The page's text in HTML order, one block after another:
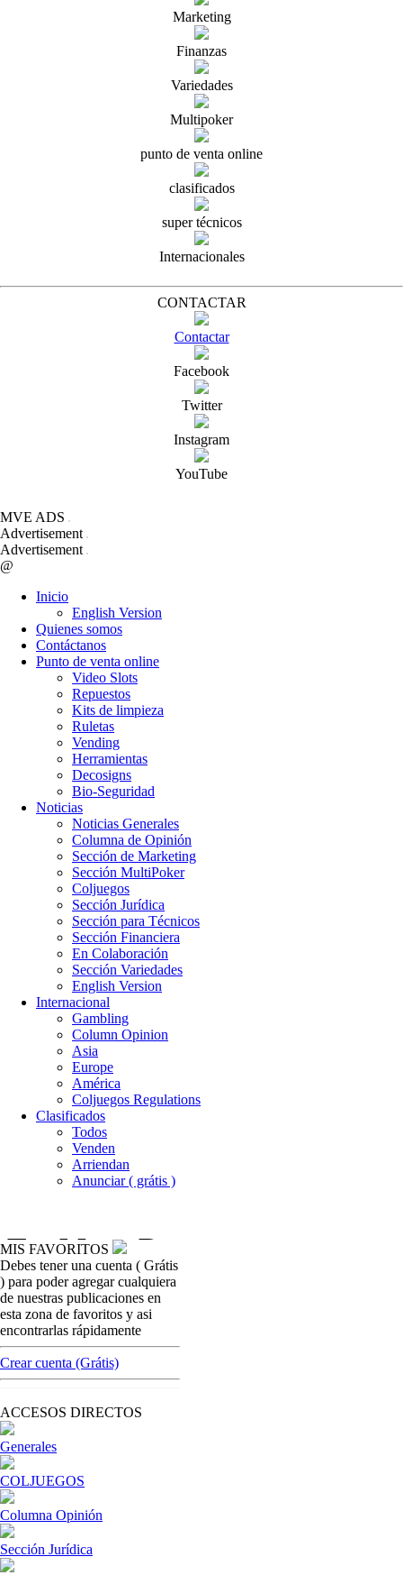
Marketing
Finanzas
Variedades
Multipoker
punto de venta online
clasificados
super técnicos
Internacionales
CONTACTAR
Contactar
Facebook
Twitter
Instagram
YouTube
MVE ADS
Advertisement
Advertisement
@
Inicio
English Version
Quienes somos
Contáctanos
Punto de venta online
Video Slots
Repuestos
Kits de limpieza
Ruletas
Vending
Herramientas
Decosigns
Bio-Seguridad
Noticias
Noticias Generales
Columna de Opinión
Sección de Marketing
Sección MultiPoker
Coljuegos
Sección Jurídica
Sección para Técnicos
Sección Financiera
En Colaboración
Sección Variedades
English Version
Internacional
Gambling
Column Opinion
Asia
Europe
América
Coljuegos Regulations
Clasificados
Todos
Venden
Arriendan
Anunciar ( grátis )
coljuegoseice
Min. de salud apoyó al gremio con el decreto
N. 1355
[ Cerrar X ]
Advertisement
MIS FAVORITOS
Debes tener una cuenta ( Grátis
) para poder agregar cualquiera
de nuestras publicaciones en
esta zona de favoritos y asi
encontrarlas rápidamente
Crear cuenta (Grátis)
ACCESOS DIRECTOS
Generales
COLJUEGOS
Columna Opinión
Sección Jurídica